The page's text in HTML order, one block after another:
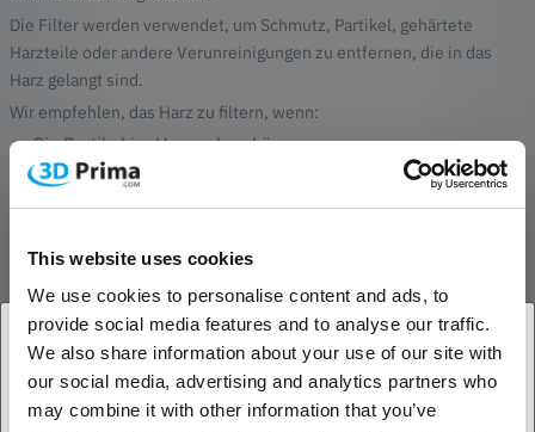
This website uses cookies
We use cookies to personalise content and ads, to
provide social media features and to analyse our traffic.
We also share information about your use of our site with
our social media, advertising and analytics partners who
may combine it with other information that you’ve
Die Filter werden verwendet, um Schmutz, Partikel, gehärtete
Harzteile oder andere Verunreinigungen zu entfernen, die in das
Harz gelangt sind.
Wir empfehlen, das Harz zu filtern, wenn:
Sie Partikel im Harz sehen können.
Sie einen Fehldruck oder einen teilweise fehlgeschlagenen
Druck hatten, der gehärtete Harzteile im Tank hinterlassen
Sie Harz zur Aufbewahrung und späteren Verwendung
Das Harz längere Zeit unbenutzt im Tank gestanden hat.
Sie den Harztank wechseln.
BEWERTUNGEN
1. Sind Sie Geschäftskunde oder Privatkunde?